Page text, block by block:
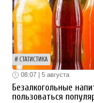
СТАТИСТИКА
08:07 | 5 августа
Безалкогольные
пользоваться